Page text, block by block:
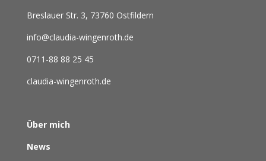
Breslauer Str. 3, 73760 Ostfildern
info@claudia-wingenroth.de
0711-88 88 25 45
claudia-wingenroth.de
Über mich
News